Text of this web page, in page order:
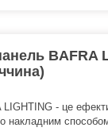
BAFRA
- це
накладним